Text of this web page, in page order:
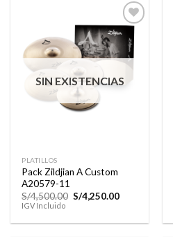
Añadir
lista de
deseos
SIN EXISTENCIAS
PLATILLOS
Pack Zildjian A Custom
A20579-11
S/4,500.00 El
precio
era:
S/4,250.00El
es:
IGV Incluido